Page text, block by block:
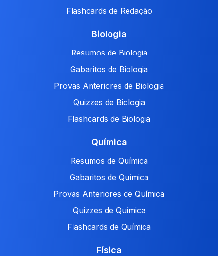
Flashcards de Redação
Biologia
Resumos de Biologia
Gabaritos de Biologia
Provas Anteriores de Biologia
Quizzes de Biologia
Flashcards de Biologia
Química
Resumos de Química
Gabaritos de Química
Provas Anteriores de Química
Quizzes de Química
Flashcards de Química
Física